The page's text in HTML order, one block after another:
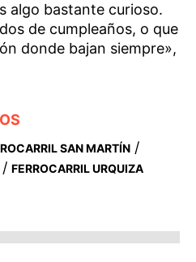
algo bastante curioso.
de cumpleaños, o que
donde bajan siempre»,
SAN MARTÍN /
/ FERROCARRIL URQUIZA